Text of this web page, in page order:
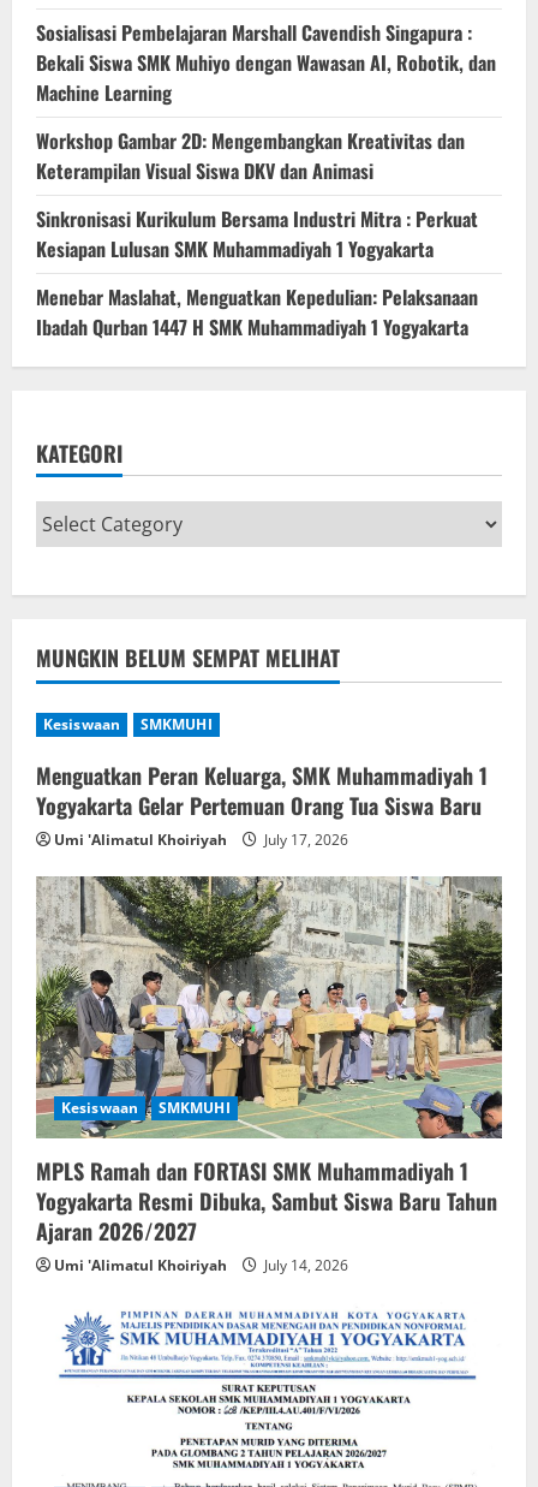
Sosialisasi Pembelajaran Marshall Cavendish Singapura :
Bekali Siswa SMK Muhiyo dengan Wawasan AI, Robotik, dan
Machine Learning
Workshop Gambar 2D: Mengembangkan Kreativitas dan
Keterampilan Visual Siswa DKV dan Animasi
Sinkronisasi Kurikulum Bersama Industri Mitra : Perkuat
Kesiapan Lulusan SMK Muhammadiyah 1 Yogyakarta
Menebar Maslahat, Menguatkan Kepedulian: Pelaksanaan
Ibadah Qurban 1447 H SMK Muhammadiyah 1 Yogyakarta
KATEGORI
MUNGKIN BELUM SEMPAT MELIHAT
Kesiswaan SMKMUHI
Menguatkan Peran Keluarga, SMK Muhammadiyah 1
Yogyakarta Gelar Pertemuan Orang Tua Siswa Baru
Umi 'Alimatul Khoiriyah July 17, 2026
Kesiswaan SMKMUHI
MPLS Ramah dan FORTASI SMK Muhammadiyah 1
Yogyakarta Resmi Dibuka, Sambut Siswa Baru Tahun
Ajaran 2026/2027
Umi 'Alimatul Khoiriyah July 14, 2026